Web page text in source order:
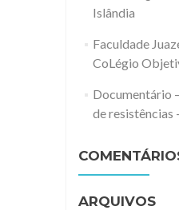
Islândia
Faculdade
CoLégio
Documentário
de resistências
ARQUIVOS